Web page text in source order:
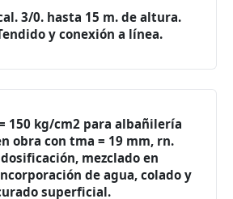
3/0. hasta 15 m. de altura.
y conexión a línea.
150 kg/cm2 para albañilería
obra con tma = 19 mm, rn.
mezclado en
de agua, colado y
superficial.